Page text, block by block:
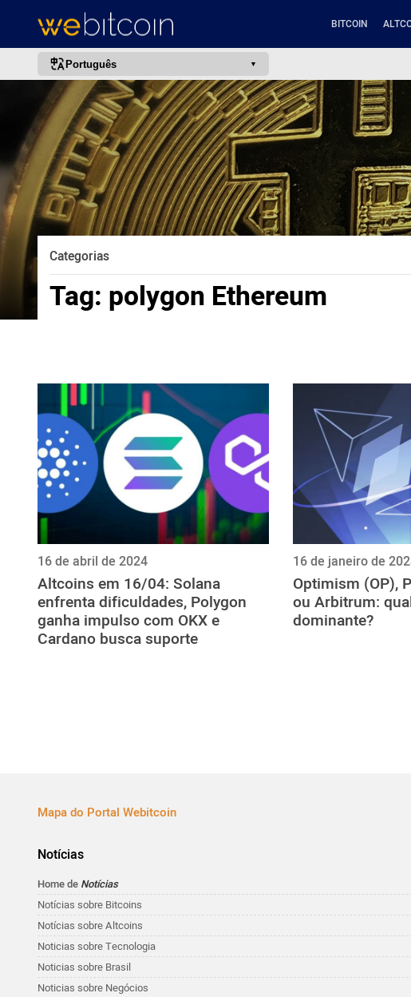
BITCOIN
Português
português (BR)
english
español
français
italiano
deutsch
русский
vietnamese
Categorias
Tag: polygon Ethereum
16 de abril de 2024
Altcoins em 16/04: Solana
enfrenta dificuldades, Polygon
ganha impulso com OKX e
Cardano busca suporte
16 de janeiro de
Optimism (OP),
ou Arbitrum:
dominante?
Mapa do Portal Webitcoin
Notícias
Home de Notícias
Notícias sobre Bitcoins
Notícias sobre Altcoins
Noticias sobre Tecnologia
Noticias sobre Brasil
Noticias sobre Negócios